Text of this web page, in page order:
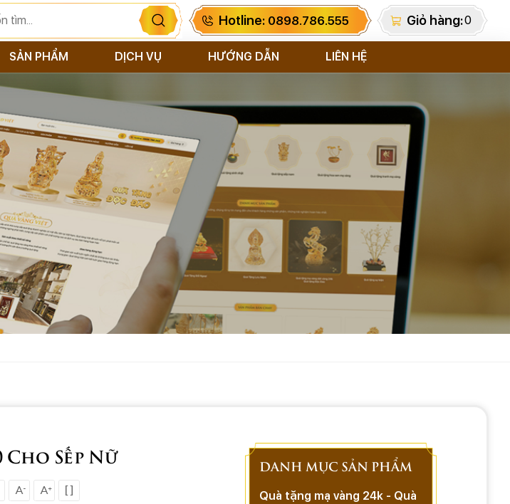
Hotline: 0898.786.555 Giỏ hàng:0
SẢN PHẨM DỊCH VỤ HƯỚNG DẪN LIÊN HỆ
Cho Sếp Nữ DANH MỤC SẢN PHẨM
Quà tặng mạ vàng 24k - Quà